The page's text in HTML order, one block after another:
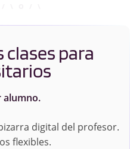
Metabolismo y
Regulación
clases para
alumno.
digital del profesor.
flexibles.